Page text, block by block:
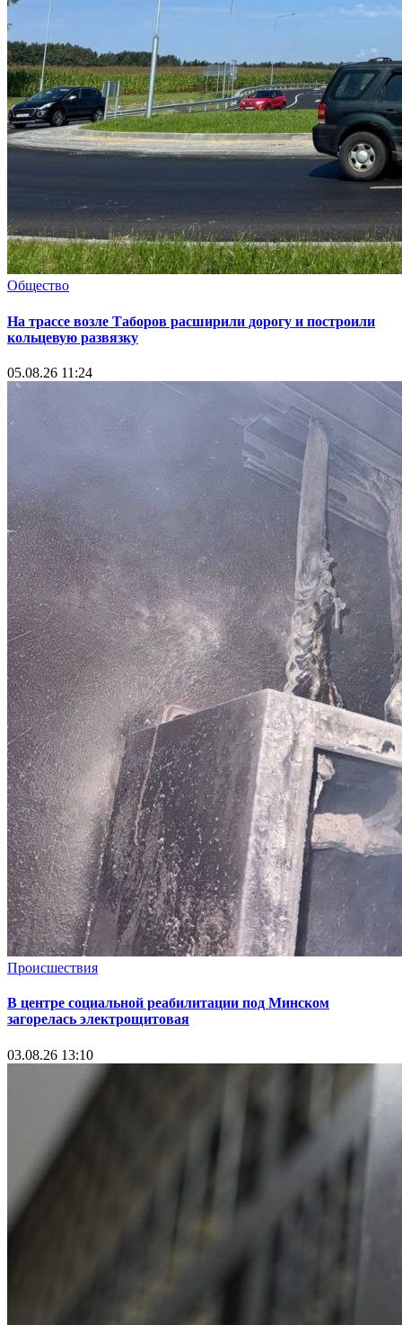
Общество
На трассе возле Таборов расширили дорогу и построили
кольцевую развязку
05.08.26 11:24
Происшествия
В центре социальной реабилитации под Минском
загорелась электрощитовая
03.08.26 13:10